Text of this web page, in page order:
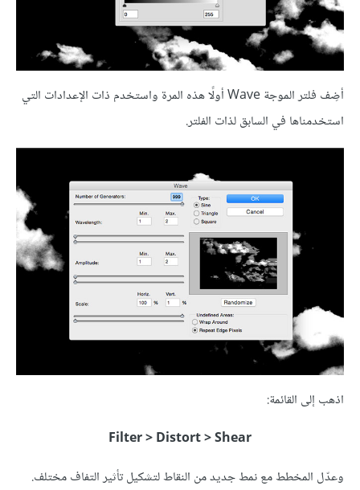
أضِف فلتر الموجة Wave أولًا هذه المرة واستخدم ذات الإعدادات التي
استخدمناها في السابق لذات الفلتر.
اذهب إلى القائمة:
Filter > Distort > Shear
وعدّل المخطط مع نمط جديد من النقاط لتشكيل تأثير التفاف مختلف.